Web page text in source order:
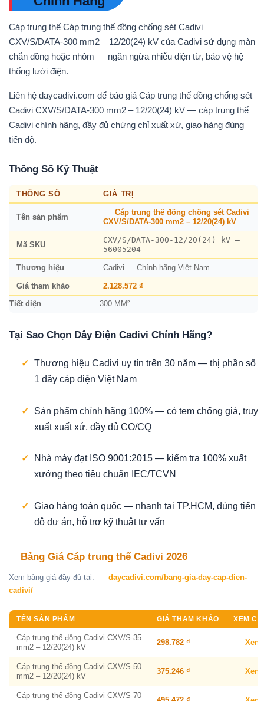
Cáp trung thế Cáp trung thế đồng chống sét Cadivi
CXV/S/DATA-300 mm2 – 12/20(24) kV của Cadivi sử dụng màn
chắn đồng hoặc nhôm — ngăn ngừa nhiễu điện từ, bảo vệ hệ
thống lưới điện.
Liên hệ daycadivi.com để báo giá Cáp trung thế đồng chống sét
Cadivi CXV/S/DATA-300 mm2 – 12/20(24) kV — cáp trung thế
Cadivi chính hãng, đầy đủ chứng chỉ xuất xứ, giao hàng đúng
tiến độ.
Thông Số Kỹ Thuật
THÔNG SỐ GIÁ TRỊ
Tên sản phẩm
Cáp trung thế đồng chống sét Cadivi
CXV/S/DATA-300 mm2 – 12/20(24) kV
Mã SKU
CXV/S/DATA-300-12/20(24) kV –
56005204
Thương hiệu Cadivi — Chính hãng Việt Nam
Giá tham khảo 2.128.572 ₫
Tiết diện 300 MM²
Tại Sao Chọn Dây Điện Cadivi Chính Hãng?
✓ Thương hiệu Cadivi uy tín trên 30 năm — thị phần số
1 dây cáp điện Việt Nam
✓
Sản phẩm chính hãng 100% — có tem chống giả, truy
xuất xuất xứ, đầy đủ CO/CQ
✓
Nhà máy đạt ISO 9001:2015 — kiểm tra 100% xuất
xưởng theo tiêu chuẩn IEC/TCVN
✓ Giao hàng toàn quốc — nhanh tại TP.HCM, đúng tiến
độ dự án, hỗ trợ kỹ thuật tư vấn
Bảng Giá Cáp trung thế Cadivi 2026
Xem bảng giá đầy đủ tại:
daycadivi.com/bang-gia-day-cap-dien-
cadivi/
TÊN SẢN PHẨM GIÁ THAM KHẢO XEM
Cáp trung thế đồng Cadivi CXV/S-35
mm2 – 12/20(24) kV
298.782 ₫
Cáp trung thế đồng Cadivi CXV/S-50
mm2 – 12/20(24) kV
375.246 ₫
Cáp trung thế đồng Cadivi CXV/S-70